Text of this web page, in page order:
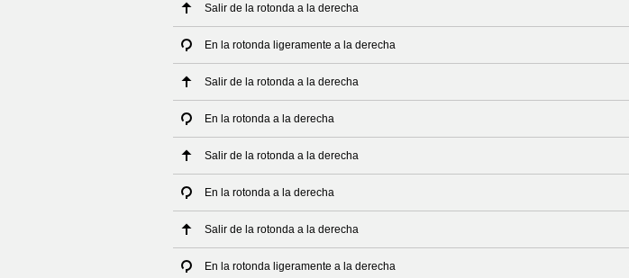
Salir de la rotonda a la derecha
En la rotonda ligeramente a la derecha
Salir de la rotonda a la derecha
En la rotonda a la derecha
Salir de la rotonda a la derecha
En la rotonda a la derecha
Salir de la rotonda a la derecha
En la rotonda ligeramente a la derecha